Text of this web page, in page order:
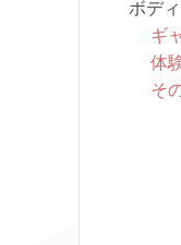
ボデ
ギ
体
そ